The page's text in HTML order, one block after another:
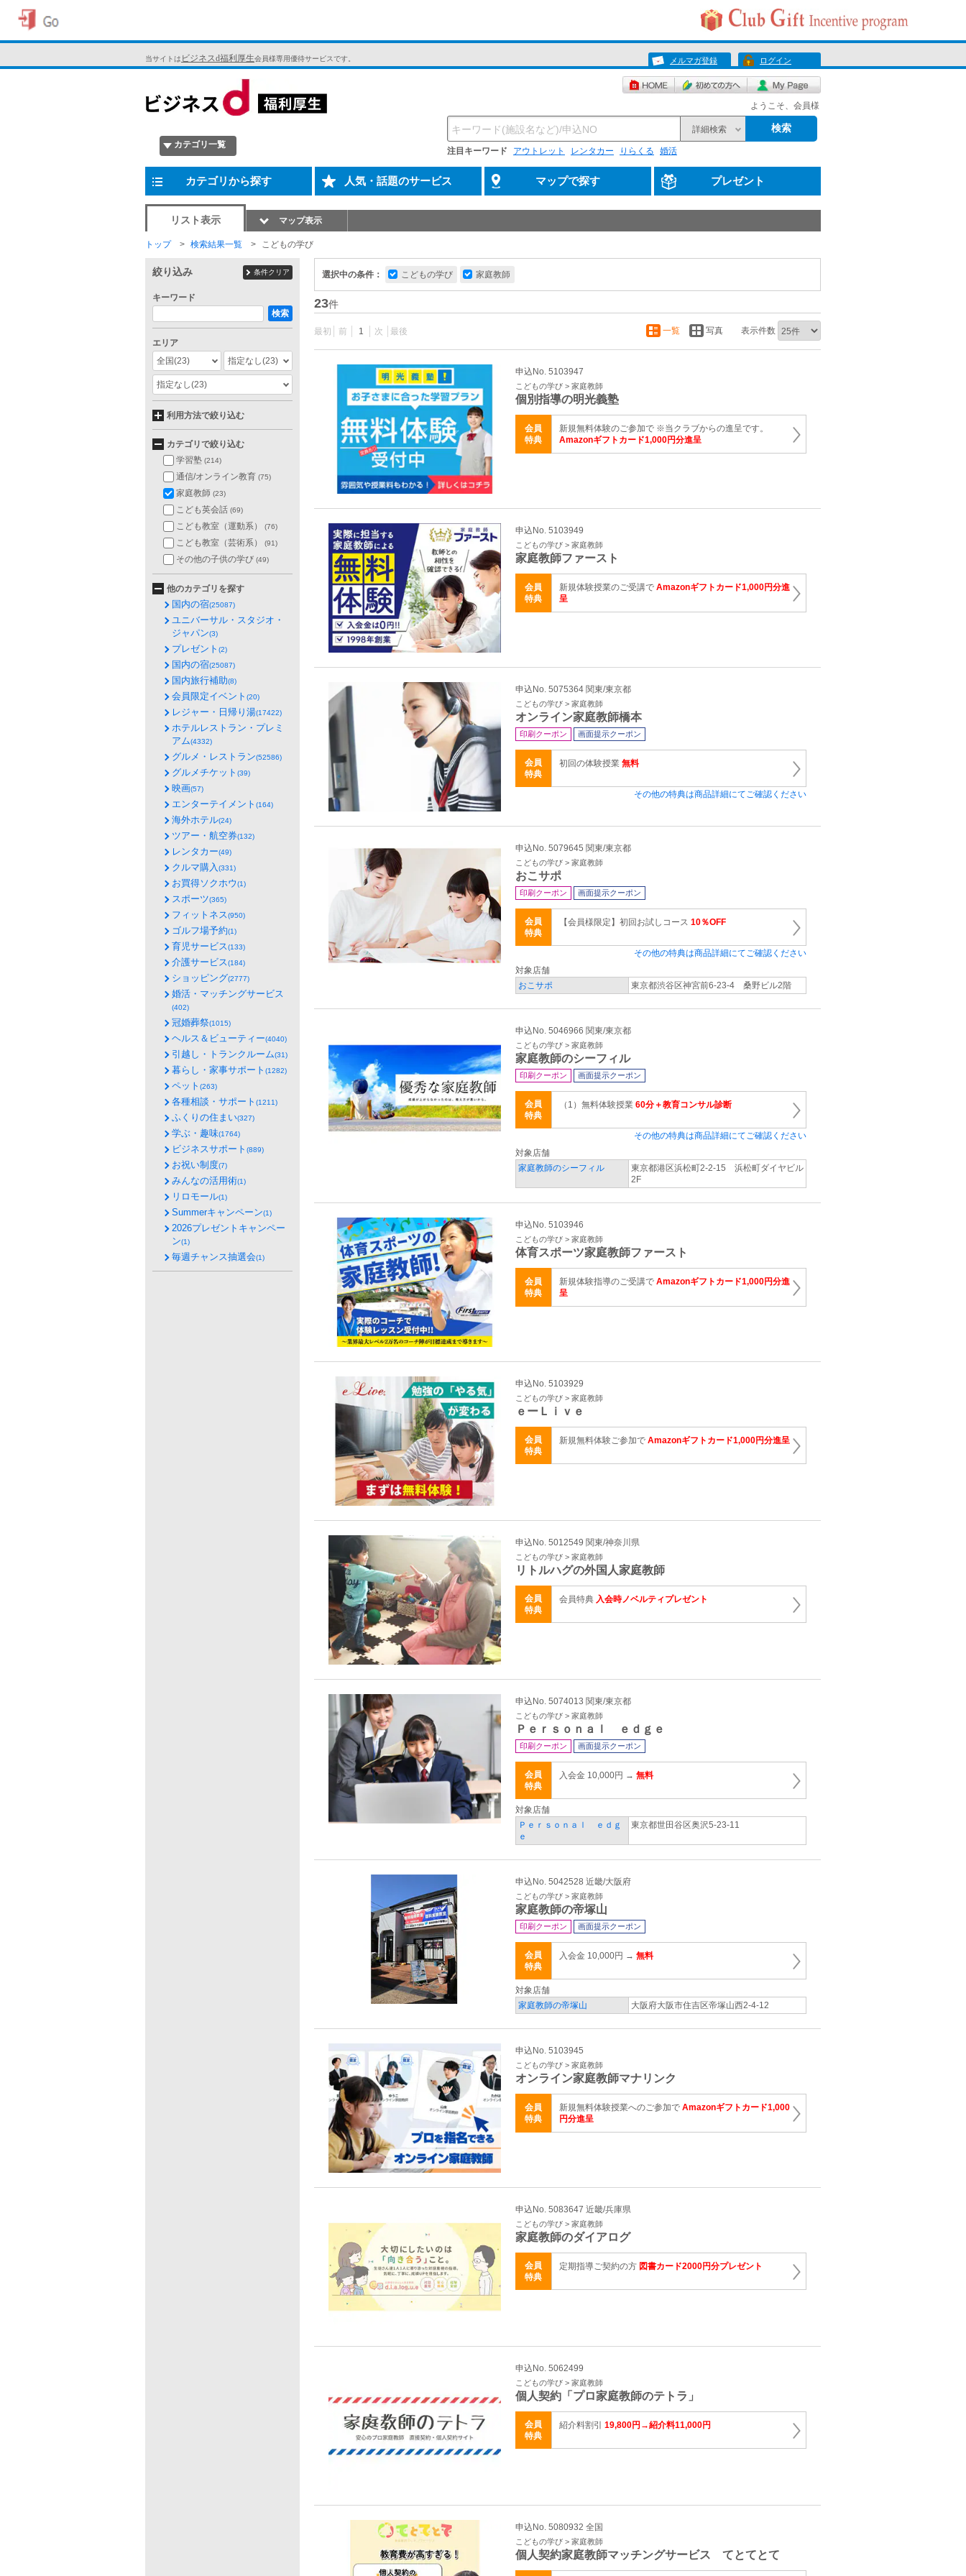
当サイトは ビジネスd福利厚生会員様専用優待サービスです。 メルマガ登録 ログイン
ようこそ、会員様
カテゴリ一覧
詳細検索 検索
注目キーワード アウトレット レンタカー りらくる 婚活
カテゴリから探す 人気・話題のサービス マップで探す プレゼント
リスト表示 マップ表示
トップ 検索結果一覧 こどもの学び
選択中の条件： こどもの学び 家庭教師
23件
最初 前 1 次 最後 一覧 写真 表示件数
申込No. 5103947
こどもの学び > 家庭教師
個別指導の明光義塾
会員
特典
新規無料体験のご参加で ※当クラブからの進呈です。
Amazonギフトカード1,000円分進呈
申込No. 5103949
こどもの学び > 家庭教師
家庭教師ファースト
会員
特典
新規体験授業のご受講で Amazonギフトカード1,000円分進
呈
申込No. 5075364 関東/東京都
こどもの学び > 家庭教師
オンライン家庭教師橋本
印刷クーポン 画面提示クーポン
会員
特典
初回の体験授業 無料
その他の特典は商品詳細にてご確認ください
申込No. 5079645 関東/東京都
こどもの学び > 家庭教師
おこサポ
印刷クーポン 画面提示クーポン
会員
特典
【会員様限定】初回お試しコース 10％OFF
その他の特典は商品詳細にてご確認ください
対象店舗
おこサポ
東京都渋谷区神宮前6-23-4 桑野ビル2階
申込No. 5046966 関東/東京都
こどもの学び > 家庭教師
家庭教師のシーフィル
印刷クーポン 画面提示クーポン
会員
特典
（1）無料体験授業 60分＋教育コンサル診断
その他の特典は商品詳細にてご確認ください
対象店舗
家庭教師のシーフィル
東京都港区浜松町2-2-15 浜松町ダイヤビル
2F
申込No. 5103946
こどもの学び > 家庭教師
体育スポーツ家庭教師ファースト
会員
特典
新規体験指導のご受講で Amazonギフトカード1,000円分進
呈
申込No. 5103929
こどもの学び > 家庭教師
ｅーＬｉｖｅ
会員
特典
新規無料体験ご参加で Amazonギフトカード1,000円分進呈
申込No. 5012549 関東/神奈川県
こどもの学び > 家庭教師
リトルハグの外国人家庭教師
会員
特典
会員特典 入会時ノベルティプレゼント
申込No. 5074013 関東/東京都
こどもの学び > 家庭教師
Ｐｅｒｓｏｎａｌ ｅｄｇｅ
印刷クーポン 画面提示クーポン
会員
特典
入会金 10,000円 → 無料
対象店舗
Ｐｅｒｓｏｎａｌ ｅｄｇ
ｅ
東京都世田谷区奥沢5-23-11
申込No. 5042528 近畿/大阪府
こどもの学び > 家庭教師
家庭教師の帝塚山
印刷クーポン 画面提示クーポン
会員
特典
入会金 10,000円 → 無料
対象店舗
家庭教師の帝塚山
大阪府大阪市住吉区帝塚山西2-4-12
申込No. 5103945
こどもの学び > 家庭教師
オンライン家庭教師マナリンク
会員
特典
新規無料体験授業へのご参加で Amazonギフトカード1,000
円分進呈
申込No. 5083647 近畿/兵庫県
こどもの学び > 家庭教師
家庭教師のダイアログ
会員
特典
定期指導ご契約の方 図書カード2000円分プレゼント
申込No. 5062499
こどもの学び > 家庭教師
個人契約「プロ家庭教師のテトラ」
会員
特典
紹介料割引 19,800円→紹介料11,000円
申込No. 5080932 全国
こどもの学び > 家庭教師
個人契約家庭教師マッチングサービス てとてとて
絞り込み 条件クリア
キーワード
検索
エリア
全国(23) 指定なし(23)
指定なし(23)
利用方法で絞り込む
カテゴリで絞り込む
学習塾 (214)
通信/オンライン教育 (75)
家庭教師 (23)
こども英会話 (69)
こども教室（運動系） (76)
こども教室（芸術系） (91)
その他の子供の学び (49)
他のカテゴリを探す
国内の宿(25087)
ユニバーサル・スタジオ・
ジャパン(3)
プレゼント (2)
国内の宿(25087)
国内旅行補助(8)
会員限定イベント (20)
レジャー・日帰り湯(17422)
ホテルレストラン・プレミ
アム(4332)
グルメ・レストラン(52586)
グルメチケット (39)
映画(57)
エンターテイメント (164)
海外ホテル(24)
ツアー・航空券(132)
レンタカー(49)
クルマ購入(331)
お買得ソクホウ(1)
スポーツ(365)
フィットネス(950)
ゴルフ場予約(1)
育児サービス(133)
介護サービス(184)
ショッピング(2777)
婚活・マッチングサービス
(402)
冠婚葬祭(1015)
ヘルス＆ビューティー(4040)
引越し・トランクルーム(31)
暮らし・家事サポート (1282)
ペット (263)
各種相談・サポート (1211)
ふくりの住まい(327)
学ぶ・趣味(1764)
ビジネスサポート (889)
お祝い制度(7)
みんなの活用術(1)
リロモール(1)
Summerキャンペーン(1)
2026プレゼントキャンペー
ン(1)
毎週チャンス抽選会(1)